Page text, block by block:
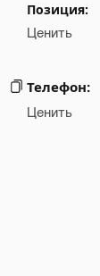
Позиция:
Ценить
Телефон:
Ценить